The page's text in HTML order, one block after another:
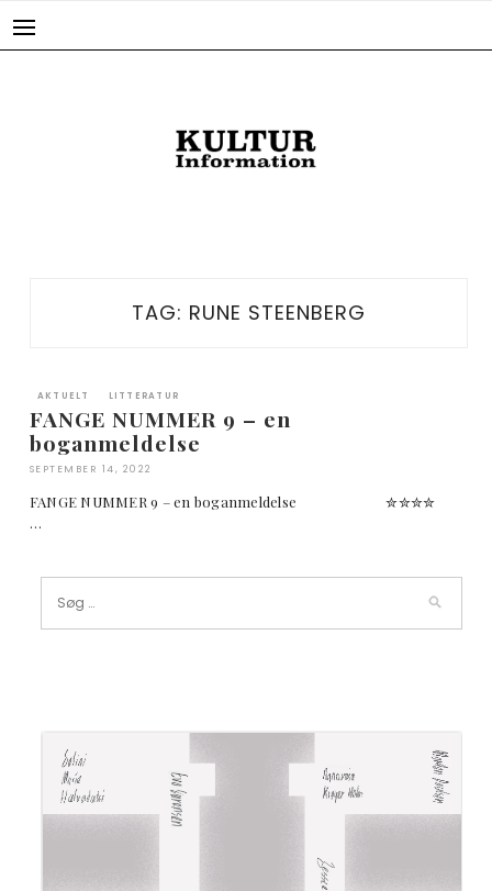
TAG: RUNE STEENBERG
AKTUELT LITTERATUR
FANGE NUMMER 9 – en
boganmeldelse
SEPTEMBER 14, 2022
FANGE NUMMER 9 – en boganmeldelse ✮✮✮✮
…